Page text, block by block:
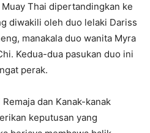
Thai dipertandingkan ke
diwakili oleh duo lelaki Dariss
manakala duo wanita Myra
Kedua-dua pasukan duo ini
perak.
dan Kanak-kanak
keputusan yang